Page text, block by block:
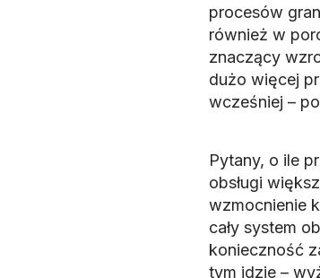
procesów
również w
znaczący
dużo więcej
wcześniej –
Pytany, o ile
obsługi
wzmocnienie
cały system
konieczność
tym idzie –